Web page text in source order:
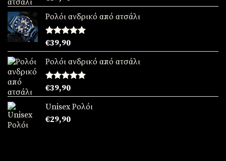
με5.00
από 5
Ρολόι ανδρικό από ατσάλι
Βαθμολογήθηκε
με5.00
από 5
€39,90
Ρολόι ανδρικό από ατσάλι
Βαθμολογήθηκε
με5.00
από 5
€39,90
Unisex Ρολόι
€29,90